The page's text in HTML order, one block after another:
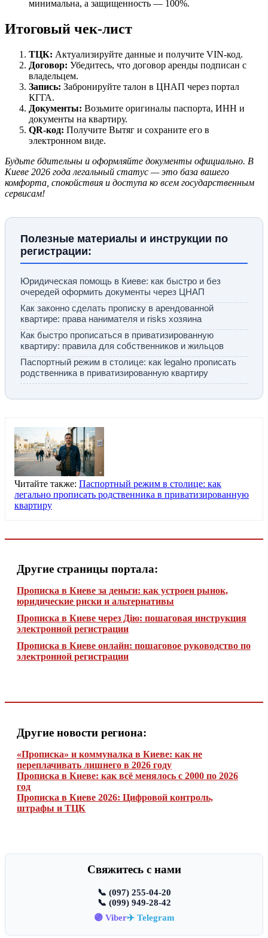
минимальна, а защищенность — 100%.
Итоговый чек-лист
ТЦК: Актуализируйте данные и получите VIN-код.
Договор: Убедитесь, что договор аренды подписан с
владельцем.
Запись: Забронируйте талон в ЦНАП через портал
КГГА.
Документы: Возьмите оригиналы паспорта, ИНН и
документы на квартиру.
QR-код: Получите Вытяг и сохраните его в
электронном виде.
Будьте бдительны и оформляйте документы официально. В
Киеве 2026 года легальный статус — это база вашего
комфорта, спокойствия и доступа ко всем государственным
сервисам!
Полезные материалы и инструкции по
регистрации:
Юридическая помощь в Киеве: как быстро и без
очередей оформить документы через ЦНАП
Как законно сделать прописку в арендованной
квартире: права нанимателя и risks хозяина
Как быстро прописаться в приватизированную
квартиру: правила для собственников и жильцов
Паспортный режим в столице: как legalно прописать
родственника в приватизированную квартиру
Читайте также: Паспортный режим в столице: как
легально прописать родственника в приватизированную
квартиру
Другие страницы портала:
Прописка в Киеве за деньги: как устроен рынок,
юридические риски и альтернативы
Прописка в Киеве через Дію: пошаговая инструкция
электронной регистрации
Прописка в Киеве онлайн: пошаговое руководство по
электронной регистрации
Другие новости региона:
«Прописка» и коммуналка в Киеве: как не
переплачивать лишнего в 2026 году
Прописка в Киеве: как всё менялось с 2000 по 2026
год
Прописка в Киеве 2026: Цифровой контроль,
штрафы и ТЦК
Свяжитесь с нами
📞 (097) 255-04-20
📞 (099) 949-28-42
🟣 Viber✈️ Telegram